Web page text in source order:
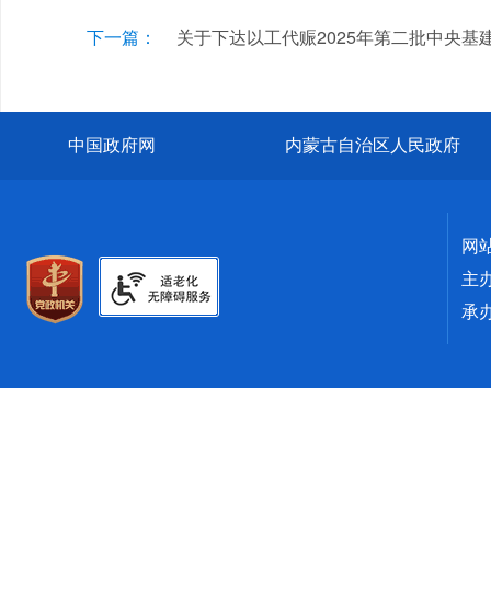
下一篇： 关于下达以工代赈2025年第二批中央基
中国政府网 内蒙古自治区人民政府
网
主
承